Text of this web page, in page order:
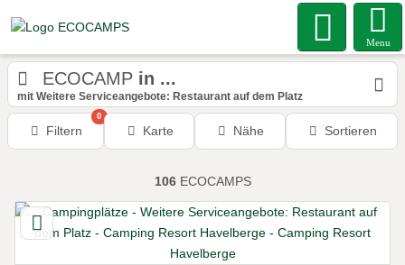
Menu
ECOCAMP in ...
mit Weitere Serviceangebote: Restaurant auf dem Platz
Filtern
0
Karte Nähe Sortieren
106ECOCAMPS